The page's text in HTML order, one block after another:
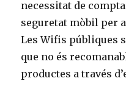
necessitat de
seguretat mòbil per
Les Wifis públiques
que no és
productes a través